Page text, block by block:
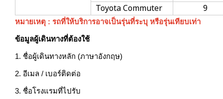
Toyota Commuter
9
หมายเหตุ : รถที่ให้บริการอาจเป็นรุ่นที่ระบุ หรือรุ่นเทียบเท่า
ข้อมูลผู้เดินทางที่ต้องใช้
1. ชื่อผู้เดินทางหลัก (ภาษาอังกฤษ)
2. อีเมล / เบอร์ติดต่อ
3. ชื่อโรงแรมที่ไปรับ